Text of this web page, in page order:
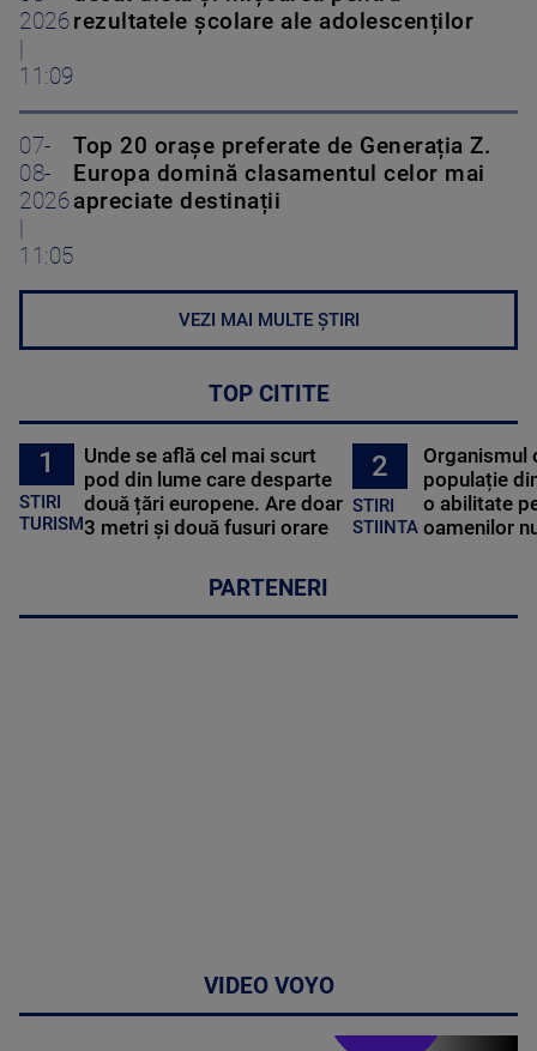
2026
11:09
rezultatele școlare ale adolescenților
07-
08-
2026
11:05
Top 20 orașe preferate de Generația Z.
Europa domină clasamentul celor mai
apreciate destinații
VEZI MAI MULTE ȘTIRI
TOP CITITE
1
STIRI
TURISM
Unde se află cel mai scurt
pod din lume care desparte
două țări europene. Are doar
3 metri și două fusuri orare
2
STIRI
STIINTA
Organismul
populație
o abilitate
oamenilor
PARTENERI
VIDEO VOYO